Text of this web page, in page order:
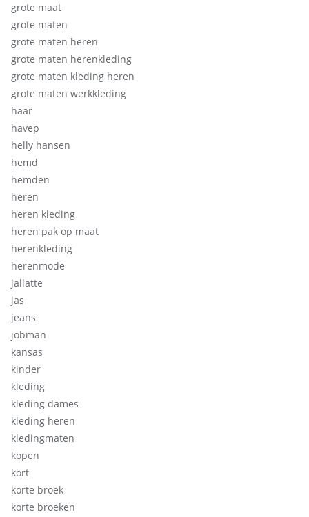
grote maat
grote maten
grote maten heren
grote maten herenkleding
grote maten kleding heren
grote maten werkkleding
haar
havep
helly hansen
hemd
hemden
heren
heren kleding
heren pak op maat
herenkleding
herenmode
jallatte
jas
jeans
jobman
kansas
kinder
kleding
kleding dames
kleding heren
kledingmaten
kopen
kort
korte broek
korte broeken